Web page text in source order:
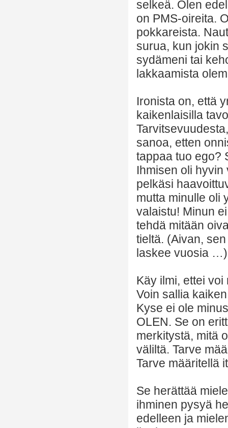
selkeä. Olen
on PMS-oireita.
pokkareista.
surua, kun jokin
sydämeni tai
lakkaamista
Ironista on, että
kaikenlaisilla
sanoa, etten
tappaa tuo ego?
Ihmisen oli
pelkäsi
mutta minulle oli
valaistu! Minun
tehdä mitään
tieltä. (Aivan,
laskee vuosia …)
Käy ilmi, ettei
Voin sallia
Kyse ei ole
OLEN. Se on
merkitystä, mitä
väliltä. Tarve
Tarve määritellä
Se herättää
ihminen pysyä
edelleen ja